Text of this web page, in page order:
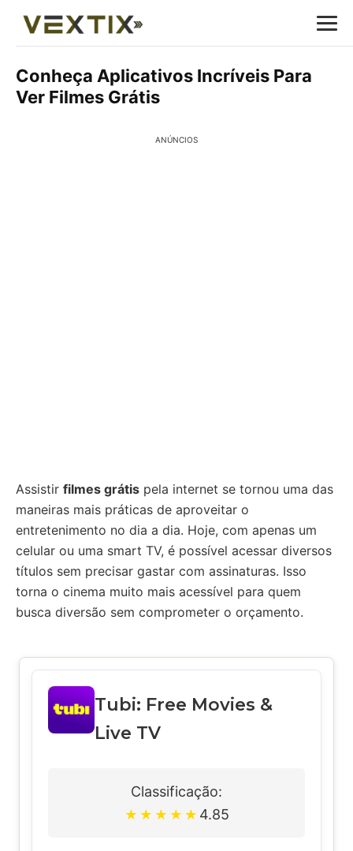
Conheça Aplicativos Incríveis Para
Ver Filmes Grátis
ANÚNCIOS
Assistir filmes grátis pela internet se tornou uma das
maneiras mais práticas de aproveitar o
entretenimento no dia a dia. Hoje, com apenas um
celular ou uma smart TV, é possível acessar diversos
títulos sem precisar gastar com assinaturas. Isso
torna o cinema muito mais acessível para quem
busca diversão sem comprometer o orçamento.
Tubi: Free Movies &
Live TV
Classificação:
★ ★ ★ ★ ★ 4.85